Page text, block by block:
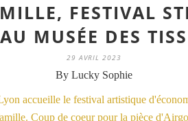
FESTIVAL
MUSÉE DES
29 AVRIL 2023
By Lucky Sophie